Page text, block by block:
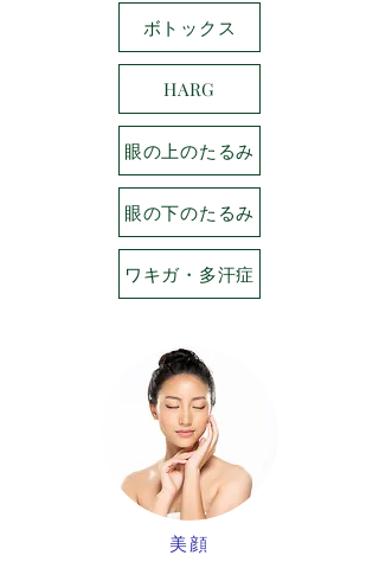
ボトックス
HARG
眼の上のたるみ
眼の下のたるみ
ワキガ・多汗症
美顔